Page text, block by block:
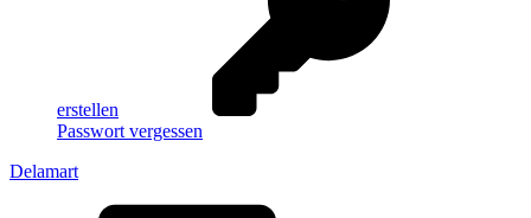
erstellen
Passwort vergessen
Delamart